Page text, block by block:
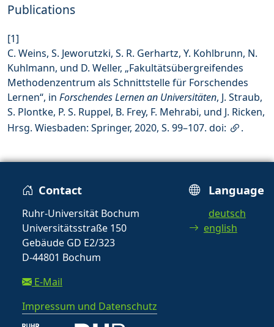
Publications
[1]
C. Weins, S. Jeworutzki, S. R. Gerhartz, Y. Kohlbrunn, N.
Kuhlmann, und D. Weller, „Fakultätsübergreifendes
Methodenzentrum als Schnittstelle für Forschendes
Lernen“, in Forschendes Lernen an Universitäten, J. Straub,
S. Plontke, P. S. Ruppel, B. Frey, F. Mehrabi, und J. Ricken,
Hrsg. Wiesbaden: Springer, 2020, S. 99–107. doi:
.
Contact
Ruhr-Universität Bochum
Universitätsstraße 150
Gebäude GD E2/323
D-44801 Bochum
E-Mail
Impressum und Datenschutz
Language
deutsch
english